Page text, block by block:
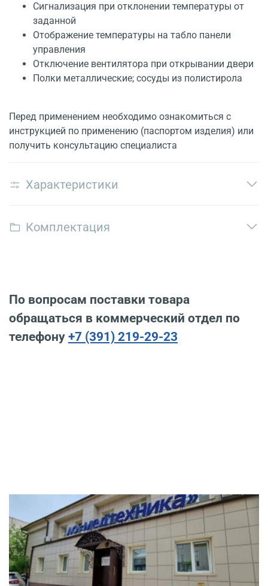
Сигнализация при отклонении температуры от
заданной
Отображение температуры на табло панели
управления
Отключение вентилятора при открывании двери
Полки металлические; сосуды из полистирола
Перед применением необходимо ознакомиться с
инструкцией по применению (паспортом изделия) или
получить консультацию специалиста
Характеристики
Комплектация
По вопросам поставки товара
обращаться в коммерческий отдел по
телефону +7 (391) 219-29-23